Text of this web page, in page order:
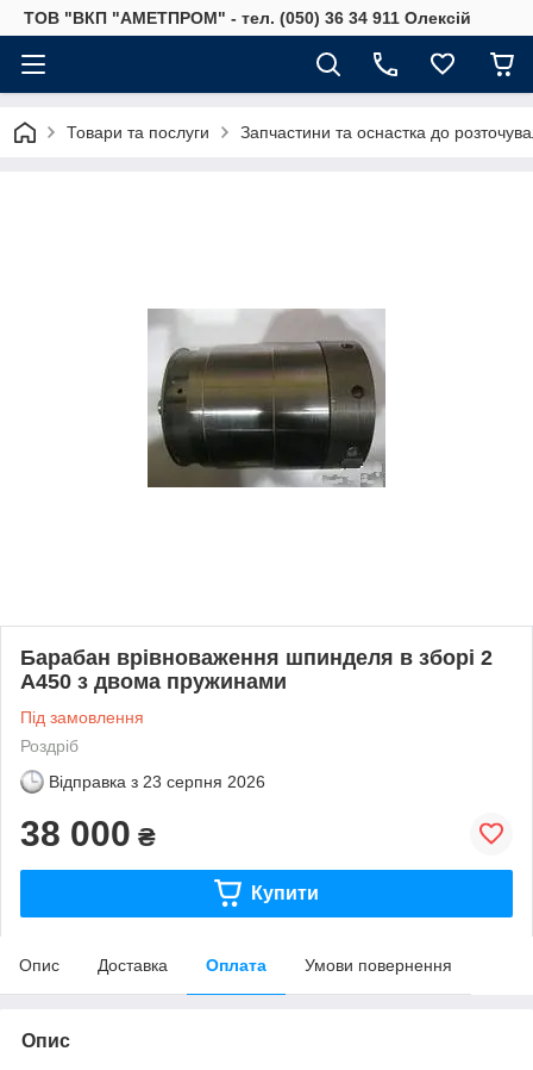
ТОВ "ВКП "АМЕТПРОМ" - тел. (050) 36 34 911 Олексій
Товари та послуги Запчастини та оснастка до
Барабан врівноваження шпинделя в зборі 2
А450 з двома пружинами
Під замовлення
Роздріб
Відправка з 23 серпня 2026
38 000 ₴
Купити
Опис Доставка Оплата Умови повернення
Опис